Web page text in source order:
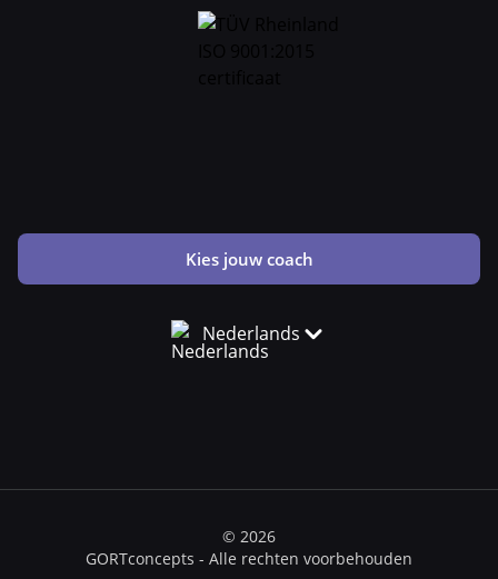
Kies jouw coach
Nederlands
© 2026
GORTconcepts - Alle rechten voorbehouden